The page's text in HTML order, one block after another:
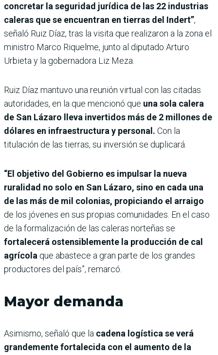
concretar la seguridad jurídica de las 22 industrias
caleras que se encuentran en tierras del Indert”,
señaló Ruiz Díaz, tras la visita que realizaron a la zona el
ministro Marco Riquelme, junto al diputado Arturo
Urbieta y la gobernadora Liz Meza.
Ruiz Díaz mantuvo una reunión virtual con las citadas
autoridades, en la que mencionó que una sola calera
de San Lázaro lleva invertidos más de 2 millones de
dólares en infraestructura y personal. Con la
titulación de las tierras, su inversión se duplicará.
“El objetivo del Gobierno es impulsar la nueva
ruralidad no solo en San Lázaro, sino en cada una
de las más de mil colonias, propiciando el arraigo
de los jóvenes en sus propias comunidades. En el caso
de la formalización de las caleras norteñas se
fortalecerá ostensiblemente la producción de cal
agrícola que abastece a gran parte de los grandes
productores del país”, remarcó.
Mayor demanda
Asimismo, señaló que la cadena logística se verá
grandemente fortalecida con el aumento de la